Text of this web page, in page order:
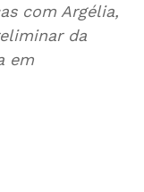
com Argélia,
da
em